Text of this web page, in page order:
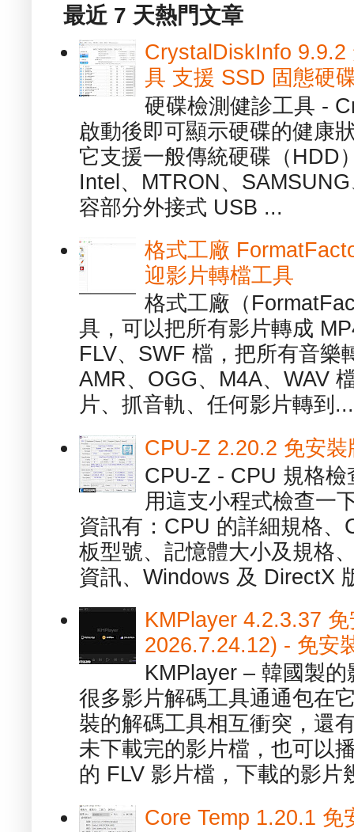
最近 7 天熱門文章
CrystalDiskInfo 9.9.2
具 支援 SSD 固態硬
硬碟檢測健診工具 -
啟動後即可顯示硬碟的健康
它支援一般傳統硬碟（HDD
Intel、MTRON、
容部分外接式 USB ...
格式工廠
迎影片轉檔工具
格式工廠（
具，可以把所有影片轉成
FLV、SWF 檔，把所有音樂
AMR、OGG、M4A、WAV
片、抓音軌、任何影片轉到...
CPU-Z 2.20.2 免安
CPU-Z - CPU 規格
用這支小程式檢查一
資訊有：CPU 的詳細規格
板型號、記憶體大小及規格
資訊、Windows 及 DirectX
KMPlayer 4.2.3.37
2026.7.24.12) - 免安
KMPlayer – 韓國製
很多影片解碼工具通通包在
裝的解碼工具相互衝突，還
未下載完的影片檔，也可以
的 FLV 影片檔，下載的影片
Core Temp 1.20.1 免